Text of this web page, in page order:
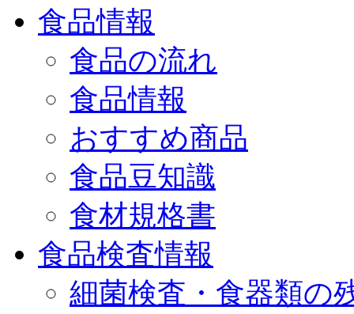
食品情報
食品の流れ
食品情報
おすすめ商品
食品豆知識
食材規格書
食品検査情報
細菌検査・食器類の